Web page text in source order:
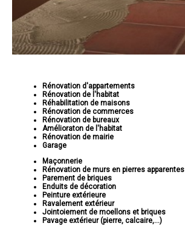
Rénovation d'appartements
Rénovation de l'habitat
Réhabilitation de maisons
Rénovation de commerces
Rénovation de bureaux
Amélioraton de l'habitat
Rénovation de mairie
Garage
Maçonnerie
Rénovation de murs en pierres apparentes
Parement de briques
Enduits de décoration
Peinture extérieure
Ravalement extérieur
Jointoiement de moellons et briques
Pavage extérieur (pierre, calcaire,...)